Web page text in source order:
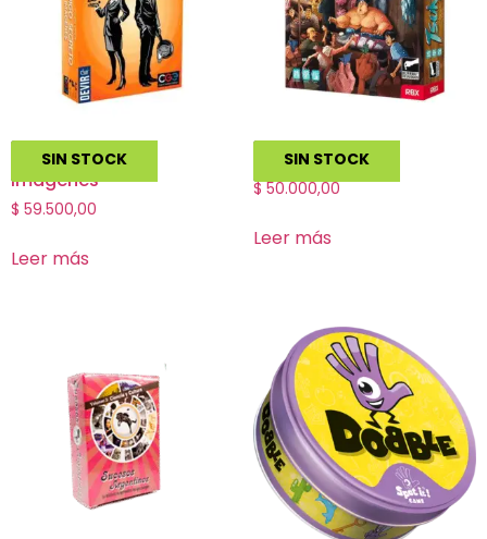
SIN STOCK
Codigo Secreto
Imagenes
$ 59.500,00
Leer más
SIN STOCK
Tsukiji
$ 50.000,00
Leer más